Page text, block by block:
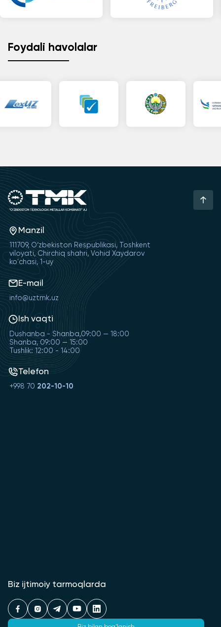
Foydali havolalar
Manzil
111709, O‘zbekiston Respublikasi, Toshkent
viloyati, Chirchiq shahri, Vohid Xaydarov
ko'chasi, 1-uy
E-mail
info@uztmk.uz
Ish vaqti
Dushanba - Shanba,09:00 — 18:00
Shanba, 09:00 — 15:00
Tushlik: 12:00 - 14:00
Telefon
+998 70 202-10-10
Biz ijtimoiy tarmoqlarda